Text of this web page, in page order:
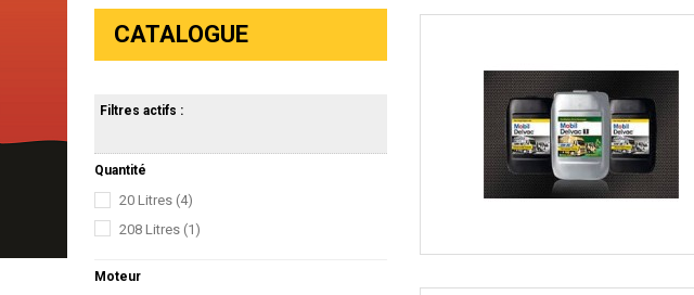
CATALOGUE
Filtres actifs :
Quantité
20 Litres (4)
208 Litres (1)
Moteur